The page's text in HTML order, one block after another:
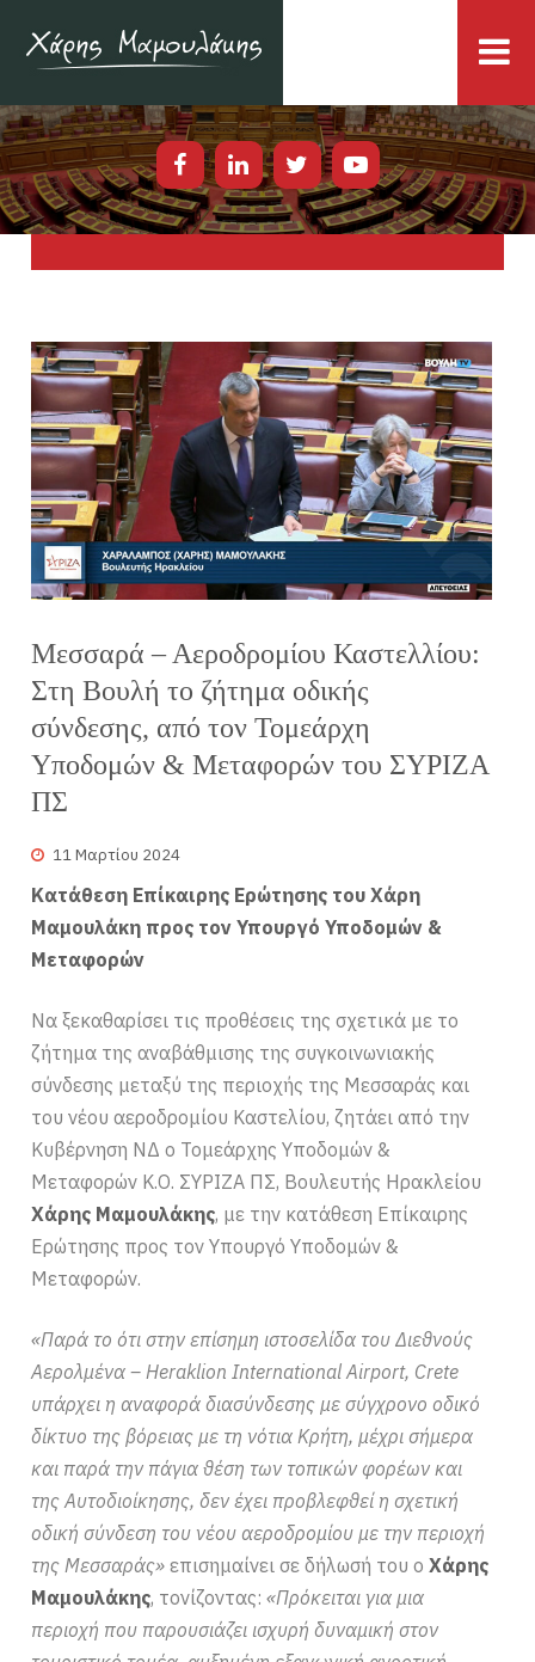
Μεσσαρά – Αεροδρομίου Καστελλίου:
Στη Βουλή το ζήτημα οδικής
σύνδεσης, από τον Τομεάρχη
Υποδομών & Μεταφορών του ΣΥΡΙΖΑ
ΠΣ
11 Μαρτίου 2024
Κατάθεση Επίκαιρης Ερώτησης του Χάρη
Μαμουλάκη προς τον Υπουργό Υποδομών &
Μεταφορών
Να ξεκαθαρίσει τις προθέσεις της σχετικά με το
ζήτημα της αναβάθμισης της συγκοινωνιακής
σύνδεσης μεταξύ της περιοχής της Μεσσαράς και
του νέου αεροδρομίου Καστελίου, ζητάει από την
Κυβέρνηση ΝΔ ο Τομεάρχης Υποδομών &
Μεταφορών Κ.Ο. ΣΥΡΙΖΑ ΠΣ, Βουλευτής Ηρακλείου
Χάρης Μαμουλάκης, με την κατάθεση Επίκαιρης
Ερώτησης προς τον Υπουργό Υποδομών &
Μεταφορών.
«Παρά το ότι στην επίσημη ιστοσελίδα του Διεθνούς
Αερολμένα – Heraklion International Airport, Crete
υπάρχει η αναφορά διασύνδεσης με σύγχρονο οδικό
δίκτυο της βόρειας με τη νότια Κρήτη, μέχρι σήμερα
και παρά την πάγια θέση των τοπικών φορέων και
της Αυτοδιοίκησης, δεν έχει προβλεφθεί η σχετική
οδική σύνδεση του νέου αεροδρομίου με την περιοχή
της Μεσσαράς» επισημαίνει σε δήλωσή του οΧάρης
Μαμουλάκης, τονίζοντας:«Πρόκειται για μια
περιοχή που παρουσιάζει ισχυρή δυναμική στον